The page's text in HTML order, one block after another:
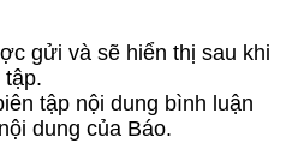
gửi và sẽ hiển thị sau khi
tập nội dung bình luận
dung của Báo.